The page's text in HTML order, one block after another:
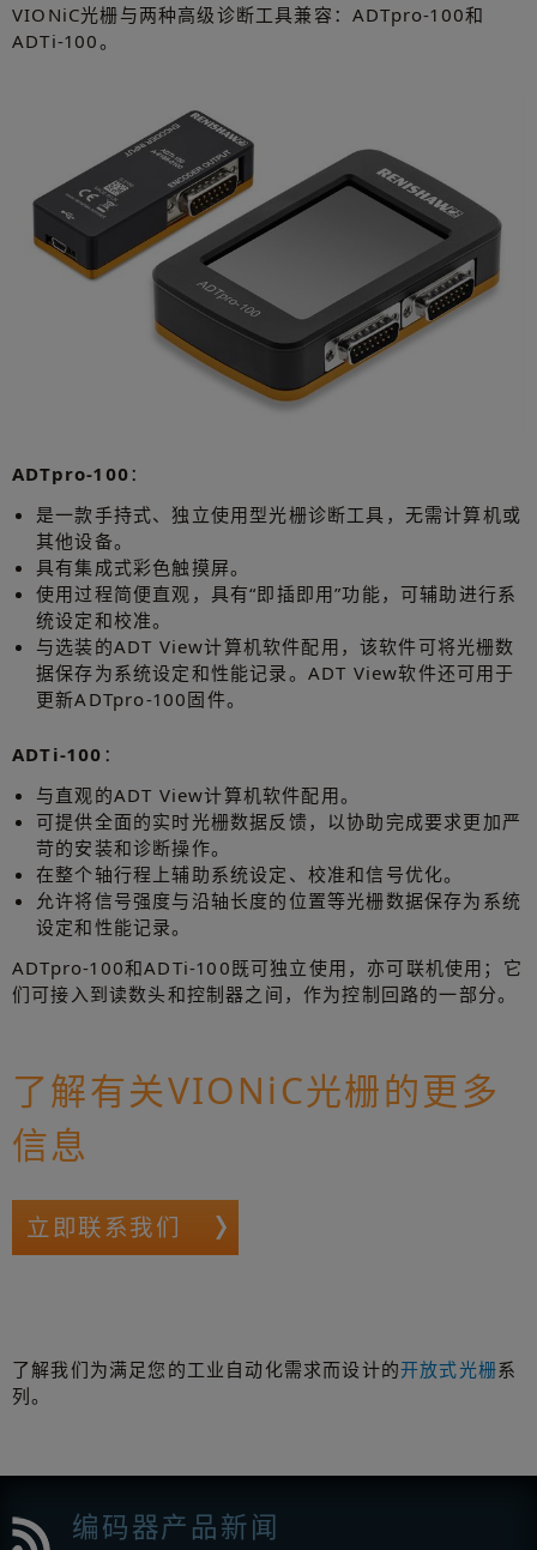
VIONiC光栅与两种高级诊断工具兼容：ADTpro-100和
ADTi-100。
ADTpro-100：
是一款手持式、独立使用型光栅诊断工具，无需计算机或
其他设备。
具有集成式彩色触摸屏。
使用过程简便直观，具有“即插即用”功能，可辅助进行系
统设定和校准。
与选装的ADT View计算机软件配用，该软件可将光栅数
据保存为系统设定和性能记录。ADT View软件还可用于
更新ADTpro-100固件。
ADTi-100 ：
与直观的ADT View计算机软件配用。
可提供全面的实时光栅数据反馈，以协助完成要求更加严
苛的安装和诊断操作。
在整个轴行程上辅助系统设定、校准和信号优化。
允许将信号强度与沿轴长度的位置等光栅数据保存为系统
设定和性能记录。
ADTpro-100和ADTi-100既可独立使用，亦可联机使用；它
们可接入到读数头和控制器之间，作为控制回路的一部分。
了解有关VIONiC光栅的更多
信息
立即联系我们
了解我们为满足您的工业自动化需求而设计的开放式光栅系
列。
编码器产品新闻